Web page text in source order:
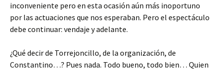
inconveniente pero en esta ocasión aún más inoportuno
por las actuaciones que nos esperaban. Pero el espectáculo
debe continuar: vendaje y adelante.
¿Qué decir de Torrejoncillo, de la organización, de
Constantino…? Pues nada. Todo bueno, todo bien… Quien